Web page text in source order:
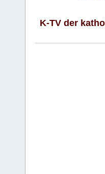
K-TV der